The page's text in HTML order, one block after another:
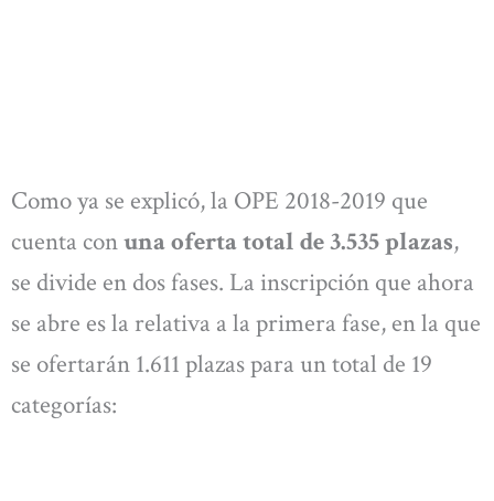
Como ya se explicó, la OPE 2018-2019 que
cuenta conuna oferta total de 3.535 plazas,
se divide en dos fases. La inscripción que ahora
se abre es la relativa a la primera fase, en la que
se ofertarán 1.611 plazas para un total de 19
categorías: